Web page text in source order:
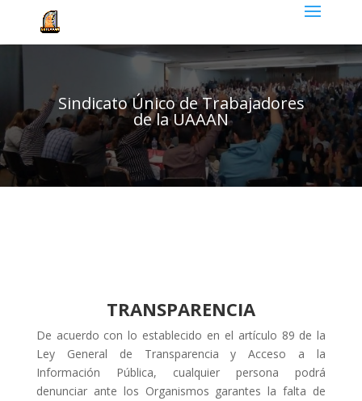
Sindicato Único de Trabajadores
de la UAAAN
TRANSPARENCIA
De acuerdo con lo establecido en el artículo 89 de la
Ley General de Transparencia y Acceso a la
Información Pública, cualquier persona podrá
denunciar ante los Organismos garantes la falta de